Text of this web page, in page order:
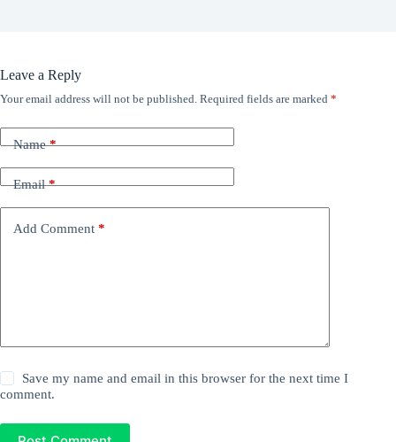
Leave a Reply
Your email address will not be published. Required fields are marked *
Name*
Email*
Add Comment *
Save my name and email in this browser for the next time I
comment.